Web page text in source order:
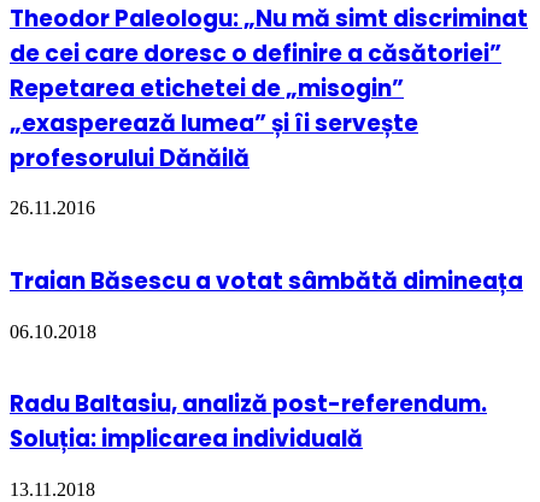
Theodor Paleologu: „Nu mă simt discriminat
de cei care doresc o definire a căsătoriei”
Repetarea etichetei de „misogin”
„exasperează lumea” și îi servește
profesorului Dănăilă
26.11.2016
Traian Băsescu a votat sâmbătă dimineața
06.10.2018
Radu Baltasiu, analiză post-referendum.
Soluția: implicarea individuală
13.11.2018